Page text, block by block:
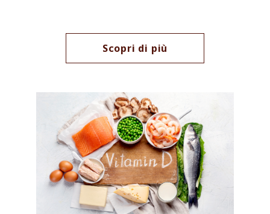
Scopri di più